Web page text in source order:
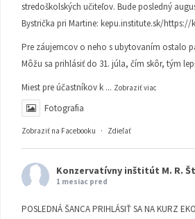
stredoškolských učiteľov. Bude posledný
Bystrička pri Martine: kepu.institute.sk/https://
Pre záujemcov o neho s ubytovaním ostalo
Môžu sa prihlásiť do 31. júla, čím skôr, tým
Miest pre účastníkov k ... Zobraziť viac
Fotografia
Zobraziť na Facebooku · Zdieľať
Konzervatívny inštitút M. R.
1 mesiac pred
POSLEDNÁ ŠANCA PRIHLÁSIŤ SA NA KURZ